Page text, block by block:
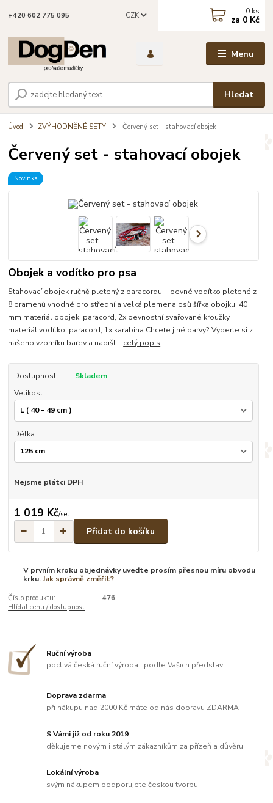
Menu
CZK
Hledat
+420 602 775 095 0 ks
za 0 Kč
Úvod ZVÝHODNĚNÉ SETY Červený set - stahovací obojek
Červený set - stahovací obojek
Novinka
Obojek a vodítko pro psa
Stahovací obojek ručně pletený z paracordu + pevné vodítko pletené z
8 pramenů vhodné pro střední a velká plemena psů šířka obojku: 40
mm materiál obojek: paracord, 2x pevnostní svařované kroužky
materiál vodítko: paracord, 1x karabina Chcete jiné barvy? Vyberte si z
našeho vzorníku barev a napišt... celý popis
Dostupnost
Skladem
Velikost
Délka
Nejsme plátci DPH
1 019 Kč/set
Přidat do košíku
V prvním kroku objednávky uveďte prosím přesnou míru obvodu
krku.Jak správně změřit?
Číslo produktu:
476
Hlídat cenu / dostupnost
Ruční výroba
poctivá česká ruční výroba i podle Vašich představ
Doprava zdarma
při nákupu nad 2000 Kč máte od nás dopravu ZDARMA
S Vámi již od roku 2019
děkujeme novým i stálým zákazníkům za přízeň a důvěru
Lokální výroba
svým nákupem podporujete českou tvorbu